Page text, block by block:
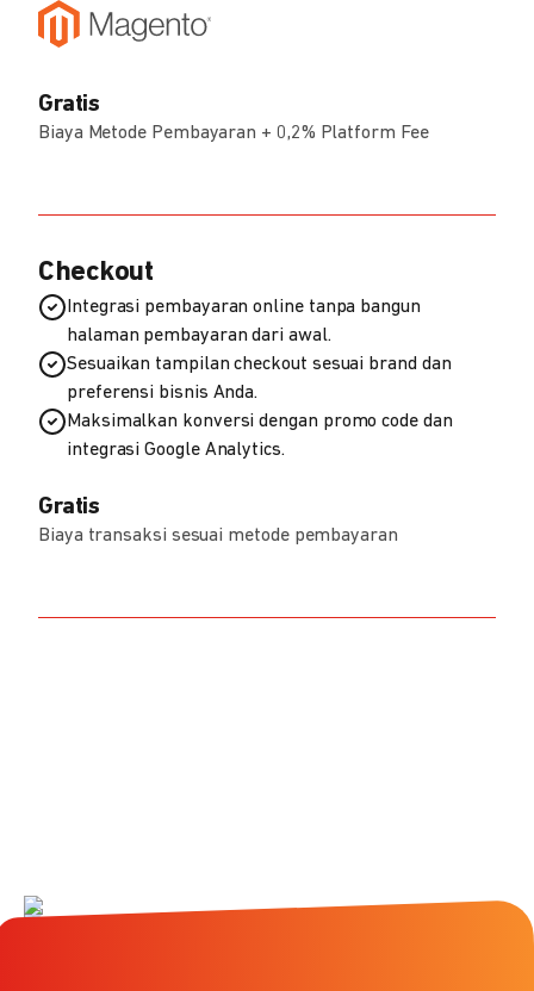
Gratis
Biaya Metode Pembayaran + 0,2% Platform Fee
Checkout
Integrasi pembayaran online tanpa bangun
halaman pembayaran dari awal.
Sesuaikan tampilan checkout sesuai brand dan
preferensi bisnis Anda.
Maksimalkan konversi dengan promo code dan
integrasi Google Analytics.
Gratis
Biaya transaksi sesuai metode pembayaran